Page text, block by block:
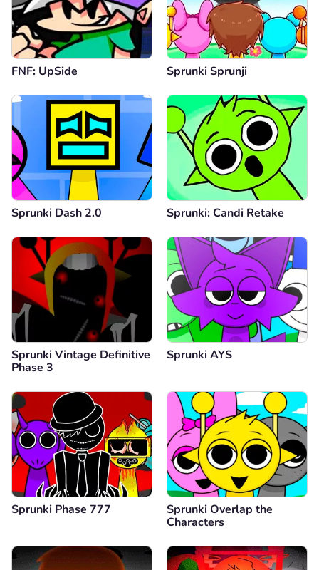
FNF: UpSide Sprunki Sprunji
Sprunki Dash 2.0 Sprunki: Candi Retake
Sprunki Vintage Definitive
Phase 3
Sprunki AYS
Sprunki Phase 777
Sprunki Overlap the
Characters